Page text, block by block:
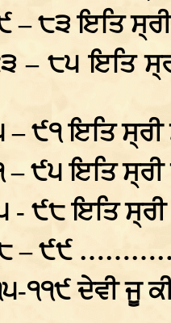
– ੮੩ ਇਤਿ
– ੮੫ ਇਤਿ
– ੯੧ ਇਤਿ
– ੯੫ ਇਤਿ
- ੯੮ ਇਤਿ
– ੯੯
੧੧੯ ਦੇਵੀ ਜੂ